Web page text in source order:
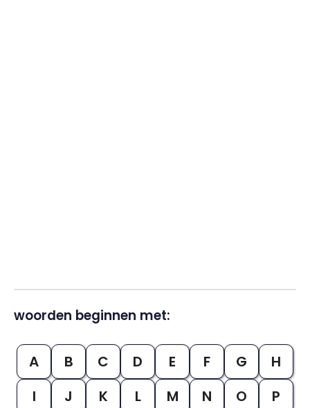
woorden beginnen met:
A B C D E F G
H
I
J K L M N O
P